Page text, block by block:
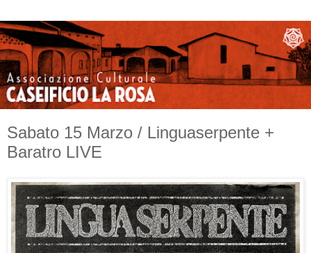
Sabato 15 Marzo / Linguaserpente +
Baratro LIVE